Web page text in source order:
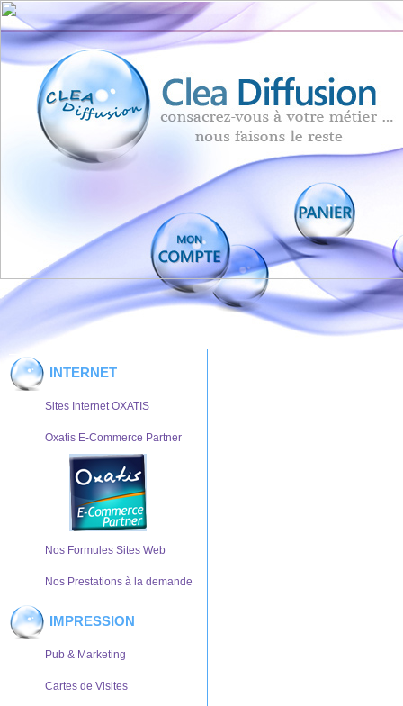
INTERNET
Sites Internet OXATIS
Oxatis E-Commerce Partner
Nos Formules Sites Web
Nos Prestations à la demande
IMPRESSION
Pub & Marketing
Cartes de Visites